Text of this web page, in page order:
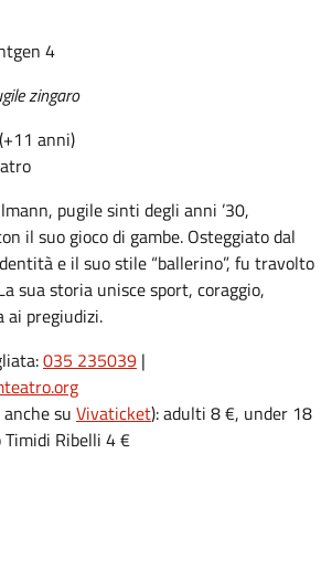
4
zingaro
anni)
pugile sinti degli anni ’30,
il suo gioco di gambe. Osteggiato dal
e il suo stile “ballerino”, fu travolto
sua storia unisce sport, coraggio,
ai pregiudizi.
035 235039 |
su Vivaticket): adulti 8 €, under 18
Ribelli 4 €